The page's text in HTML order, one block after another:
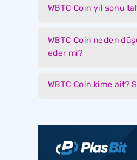
WBTC Coin yıl sonu
WBTC Coin neden
eder mi?
WBTC Coin kime ait?